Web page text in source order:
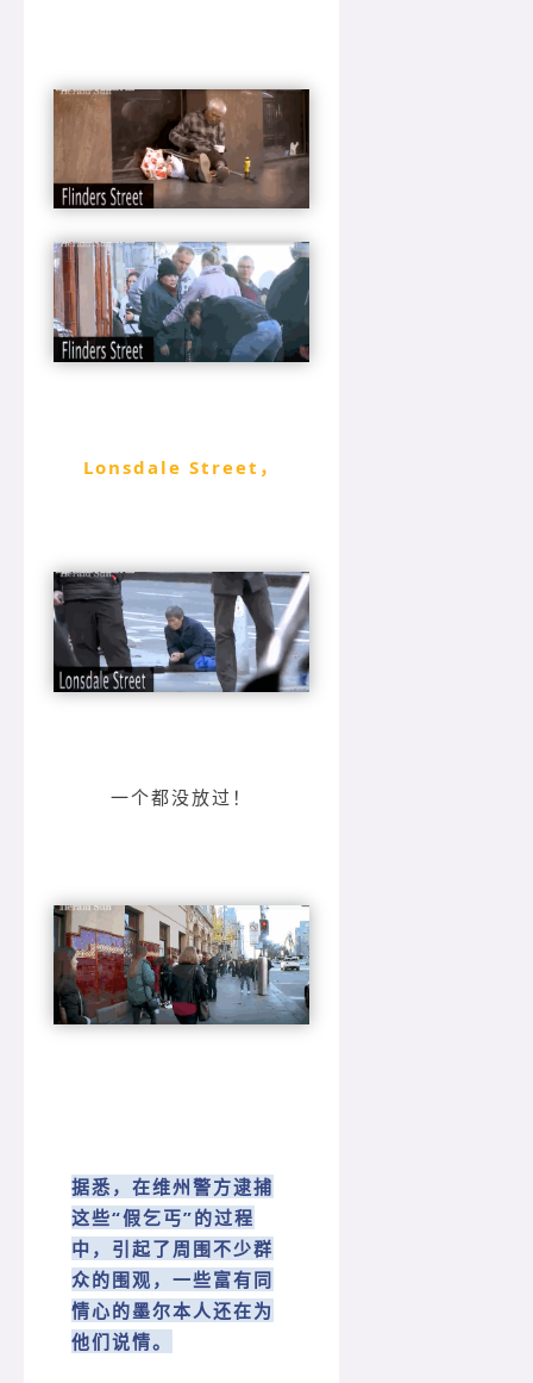
Lonsdale Street，
一个都没放过！
据悉，在维州警方逮捕
这些“假乞丐”的过程
中，引起了周围不少群
众的围观，一些富有同
情心的墨尔本人还在为
他们说情。